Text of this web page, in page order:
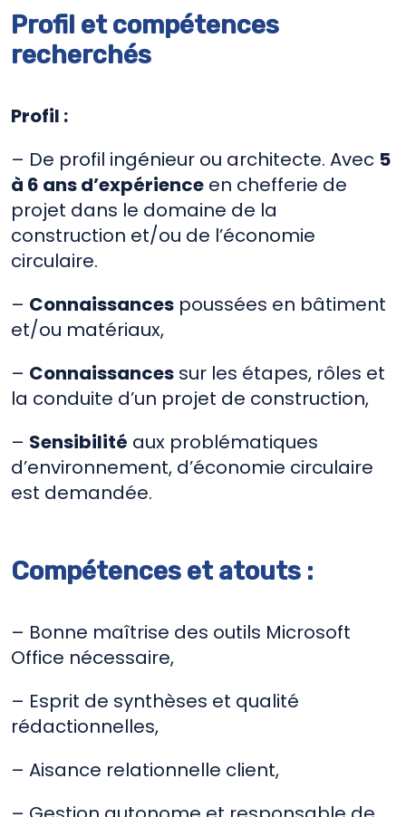
Profil et compétences
recherchés
Profil :
– De profil ingénieur ou architecte. Avec 5
à 6 ans d’expérience en chefferie de
projet dans le domaine de la
construction et/ou de l’économie
circulaire.
– Connaissances poussées en bâtiment
et/ou matériaux,
– Connaissances sur les étapes, rôles et
la conduite d’un projet de construction,
– Sensibilité aux problématiques
d’environnement, d’économie circulaire
est demandée.
Compétences et atouts :
– Bonne maîtrise des outils Microsoft
Office nécessaire,
– Esprit de synthèses et qualité
rédactionnelles,
– Aisance relationnelle client,